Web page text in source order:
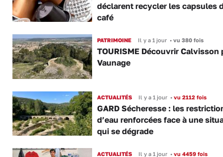
déclarent recycler les capsules
café
PATRIMOINE Il y a 1 jour •vu 380 fois
TOURISME Découvrir Calvisson
Vaunage
ACTUALITÉS Il y a 1 jour •vu 2112 fois
GARD Sécheresse : les
d’eau renforcées face à une
qui se dégrade
ACTUALITÉS Il y a 1 jour •vu 4459 fois